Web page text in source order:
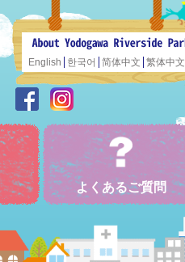
English 한국어 简体中文 繁体中文
よくあるご質問